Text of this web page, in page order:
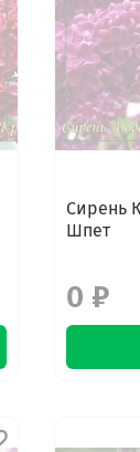
Сирень
Шпет
0 ₽